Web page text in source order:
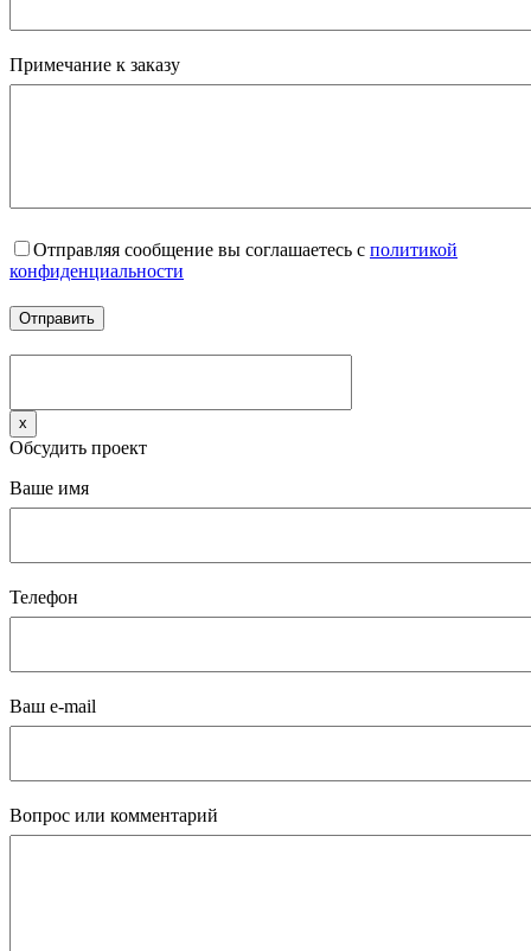
Примечание к заказу
Отправляя сообщение вы соглашаетесь с политикой
конфиденциальности
x
Обсудить проект
Ваше имя
Телефон
Ваш e-mail
Вопрос или комментарий